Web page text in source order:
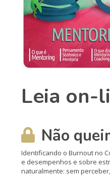
Leia on-
Não
Identificando o Burnout no
e desempenhos e sobre
naturalmente: sem